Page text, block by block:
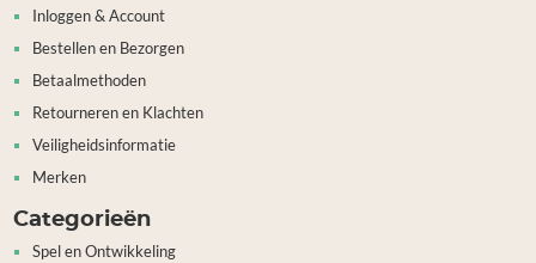
Inloggen & Account
Bestellen en Bezorgen
Betaalmethoden
Retourneren en Klachten
Veiligheidsinformatie
Merken
Categorieën
Spel en Ontwikkeling